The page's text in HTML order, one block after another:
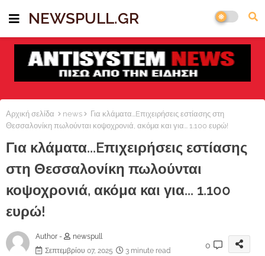
NEWSPULL.GR
Αρχική σελίδα news
Για κλάματα...Eπιχειρήσεις εστίασης στη
Θεσσαλονίκη πωλούνται κοψοχρονιά, ακόμα και για... 1.100 ευρώ!
Για κλάματα...Eπιχειρήσεις εστίασης
στη Θεσσαλονίκη πωλούνται
κοψοχρονιά, ακόμα και για... 1.100
ευρώ!
Author -
newspull
Σεπτεμβρίου 07, 2025
3 minute read
0